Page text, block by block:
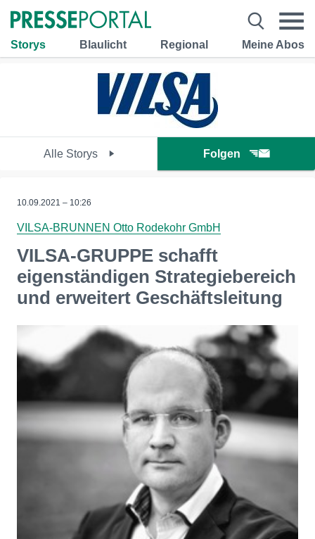
Storys Blaulicht Regional Meine Abos
Alle Storys Folgen
10.09.2021 – 10:26
VILSA-BRUNNEN Otto Rodekohr GmbH
VILSA-GRUPPE schafft
eigenständigen Strategiebereich
und erweitert Geschäftsleitung